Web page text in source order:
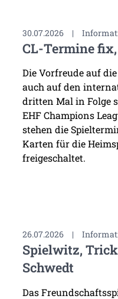
30.07.2026 |
CL-Termine
Die Vorfreude auf
auch auf den
dritten Mal in Folge
EHF Champions
stehen die
Karten für die
freigeschaltet.
26.07.2026 |
Spielwitz,
Schwedt
Das